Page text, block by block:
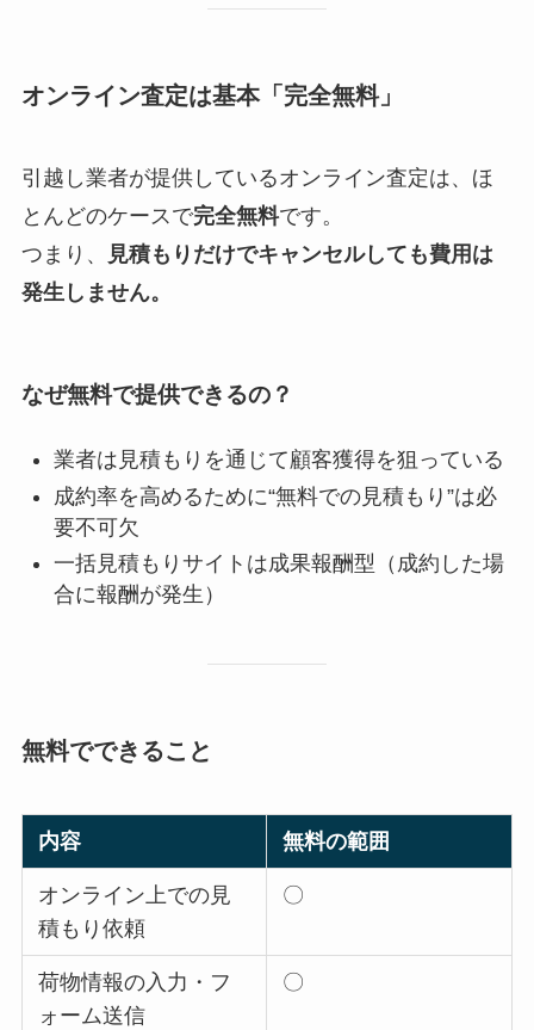
オンライン査定は基本「完全無料」
引越し業者が提供しているオンライン査定は、ほ
とんどのケースで完全無料です。
つまり、
見積もりだけでキャンセルしても費用は
発生しません。
なぜ無料で提供できるの？
業者は見積もりを通じて顧客獲得を狙っている
成約率を高めるために“無料での見積もり”は必
要不可欠
一括見積もりサイトは成果報酬型（成約した場
合に報酬が発生）
無料でできること
内容 無料の範囲
オンライン上での見
積もり依頼
〇
荷物情報の入力・フ
ォーム送信
〇